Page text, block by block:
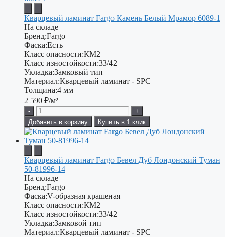
Кварцевый ламинат Fargo Камень Белый Мрамор 6089-1
На складе
Бренд:Fargo
Фаска:Есть
Класс опасности:КМ2
Класс изностойкости:33/42
Укладка:Замковый тип
Материал:Кварцевый ламинат - SPC
Толщина:4 мм
2 590 ₽/м²
-
+
Добавить в корзину
Купить в 1 клик
Кварцевый ламинат Fargo Бевел Дуб Лондонский Туман
50-81996-14
На складе
Бренд:Fargo
Фаска:V-образная крашеная
Класс опасности:КМ2
Класс изностойкости:33/42
Укладка:Замковой тип
Материал:Кварцевый ламинат - SPC